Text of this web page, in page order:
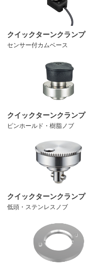
クイックターンクランプ
センサー付カムベース
クイックターンクランプ
ピンホールド・樹脂ノブ
クイックターンクランプ
低頭・ステンレスノブ